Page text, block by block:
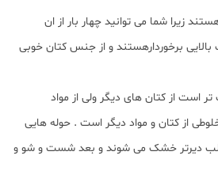
زیرا شما می توانید چهار بار از ان
برخوردارهستند و از جنس کتان خوبی
است از کتان های دیگر ولی از مواد
از کتان و مواد دیگر است . حوله هایی
دیرتر خشک می شوند و بعد شست و شو و